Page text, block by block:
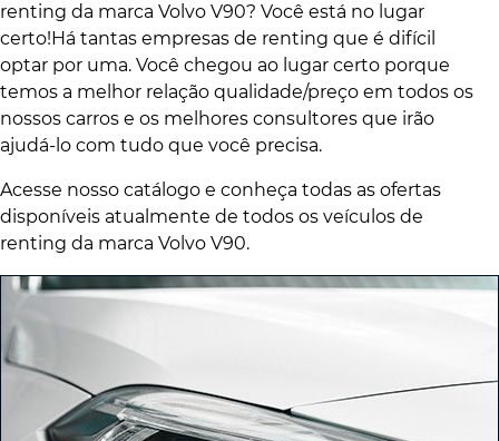
renting da marca Volvo V90? Você está no lugar
certo!Há tantas empresas de renting que é difícil
optar por uma. Você chegou ao lugar certo porque
temos a melhor relação qualidade/preço em todos os
nossos carros e os melhores consultores que irão
ajudá-lo com tudo que você precisa.
Acesse nosso catálogo e conheça todas as ofertas
disponíveis atualmente de todos os veículos de
renting da marca Volvo V90.